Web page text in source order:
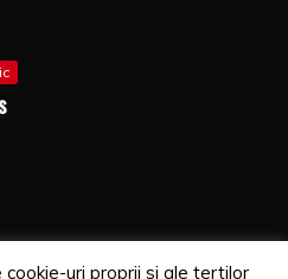
uri proprii si ale tertilor